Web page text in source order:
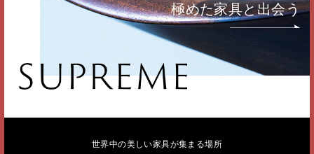
極めた家具と出会う
世界中の美しい家具が集まる場所